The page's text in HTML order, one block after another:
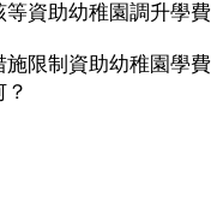
資助幼稚園調升學
限制資助幼稚園學